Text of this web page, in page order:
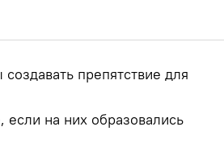
препятствие для
если на них образовались